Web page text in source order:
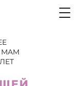
МАМ